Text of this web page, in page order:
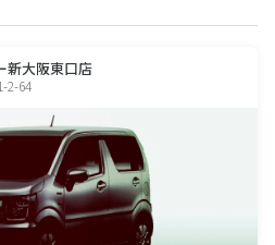
新大阪東口店
2-64